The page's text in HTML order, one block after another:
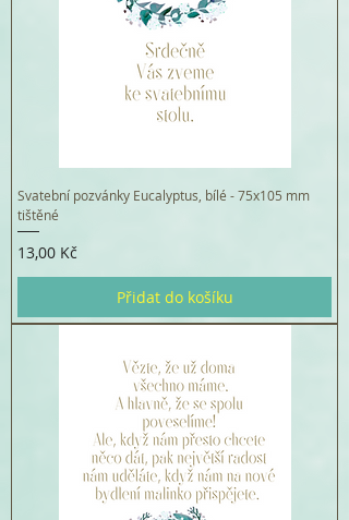
Svatební pozvánky Eucalyptus, bílé - 75x105 mm
tištěné
Cena
13,00 Kč
Přidat do košíku